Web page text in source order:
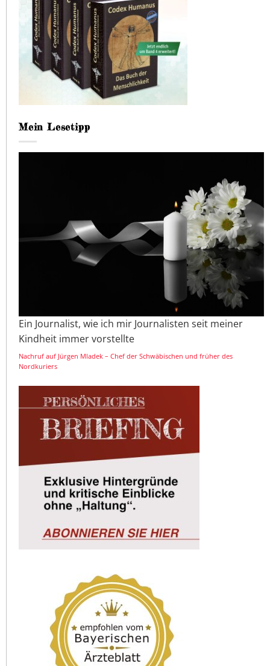
Mein Lesetipp
Ein Journalist, wie ich mir Journalisten seit meiner
Kindheit immer vorstellte
Nachruf auf Jürgen Mladek – Chef der Schwäbischen und früher des
Nordkuriers